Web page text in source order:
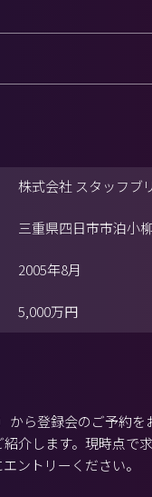
株式会社 スタッフブ
三重県四日市市泊小
2005年8月
5,000万円
から登録会のご予約
介します。現時点で
ントリーください。